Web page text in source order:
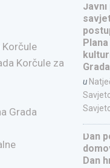
Korčule za
Grada
Javni
u
Dan
Dan